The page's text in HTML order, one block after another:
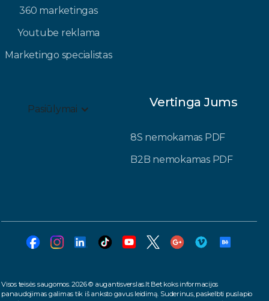
360 marketingas
Youtube reklama
Marketingo specialistas
Pasiūlymai Vertinga Jums
8S nemokamas PDF
B2B nemokamas PDF
Visos teisės saugomos. 2026 © augantisverslas.lt Bet koks informacijos
panaudojimas galimas tik iš anksto gavus leidimą. Suderinus, paskelbti puslapio